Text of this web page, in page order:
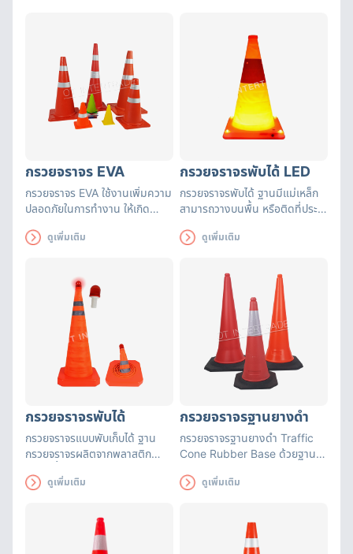
กรวยจราจร EVA
กรวยจราจร EVA ใช้งานเพิ่มความ
ปลอดภัยในการทำงาน ให้เกิด
จราจร รวมถึงจัดเส้นทางเดินรถ
ดูเพิ่มเติม
กรวยจราจรพับได้ LED
กรวยจราจรพับได้ ฐานมีแม่เหล็ก
สามารถวางบนพื้น หรือติดที่ประตู
ได้แน่น ไม่หลุด ไม่ล้ม
ดูเพิ่มเติม
กรวยจราจรพับได้
กรวยจราจรแบบพับเก็บได้ ฐาน
กรวยจราจรผลิตจากพลาสติก
ทนทาน ทนแรงกระแทก ตัวกรวย
ดูเพิ่มเติม
กรวยจราจรฐานยางดำ
กรวยจราจรฐานยางดำ Traffic
Cone Rubber Base ด้วยฐาน
แถบสะท้อนแสงแถบใหญ่มองเห็น
ดูเพิ่มเติม